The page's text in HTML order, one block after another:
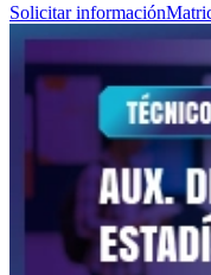
Solicitar información